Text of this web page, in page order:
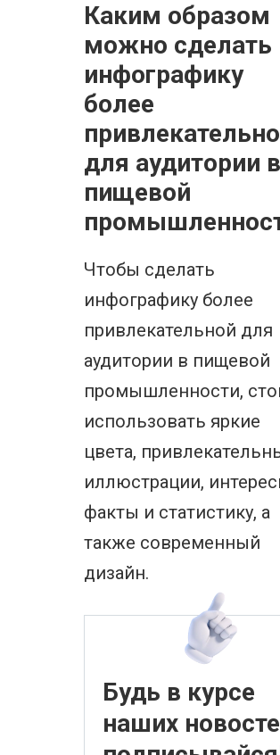
Каким образом
можно сделать
инфографику
более
для аудитории в
пищевой
Чтобы сделать
инфографику более
привлекательной для
аудитории в пищевой
промышленности,
использовать яркие
цвета,
иллюстрации,
факты и статистику, а
также современный
дизайн.
Будь в курсе
наших